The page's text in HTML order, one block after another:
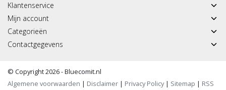
Klantenservice
Mijn account
Categorieën
Contactgegevens
© Copyright 2026 - Bluecomit.nl
Algemene voorwaarden | Disclaimer | Privacy Policy| Sitemap | RSS